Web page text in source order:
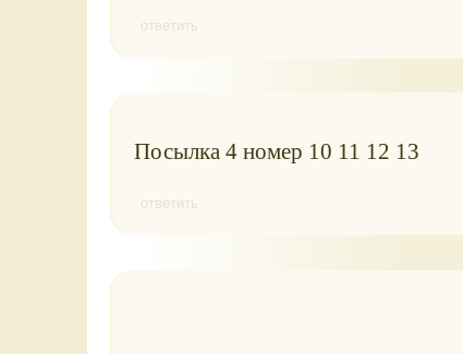
ответить
Посылка 4 номер 10 11 12 13
ответить